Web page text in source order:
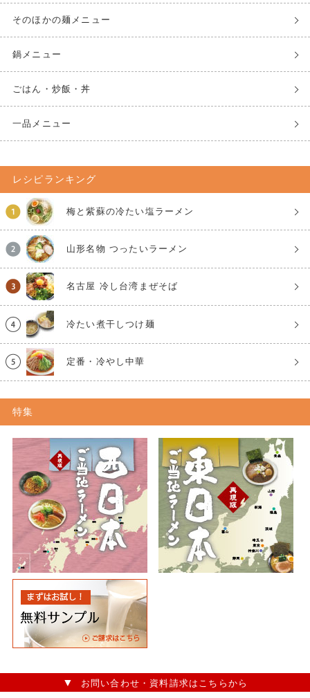
そのほかの麺メニュー
鍋メニュー
ごはん・炒飯・丼
一品メニュー
レシピランキング
梅と紫蘇の冷たい塩ラーメン
山形名物 つったいラーメン
名古屋 冷し台湾まぜそば
冷たい煮干しつけ麺
定番・冷やし中華
特集
お問い合わせ・資料請求はこちらから